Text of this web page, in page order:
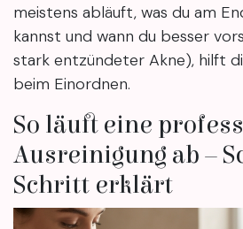
meistens abläuft, was du am
kannst und wann du besser
stark entzündeter Akne), hilft
beim Einordnen.
So läuft eine
Ausreinigung ab –
Schritt erklärt